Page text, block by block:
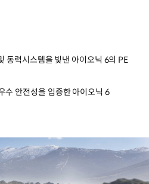
동력시스템을 빛낸 아이오닉 6의 PE
수 안전성을 입증한 아이오닉 6